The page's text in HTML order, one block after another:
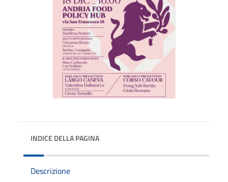
INDICE DELLA PAGINA
Descrizione